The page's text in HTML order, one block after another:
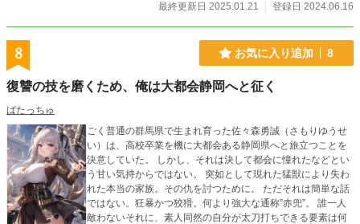
う実質決まってんだろ？」 「予言や占いなど信頼できん」 「それ魔法使いのセ
リフって自覚ある？」 「当たり前だ私の流派は堅実でな」 「はは！ そりゃよ
かった！ じゃあそろそろ始めますか！」 「例の地点で全ては始まる」 「……
帰れるかな」 「賭けになるな」 「……まぁいいさ！ 利害は一致させてんだか
らな」 「お前の前向きさは見習いたいところだな」 「だろ？」 「では、行こ
ために」 「幸福のために？」 「そうだ」 「はぁ……そんじゃまぁせいぜい楽し
もうぜ旦那、なんせ──」 「最後だから……か？」 「そういうこと」 ──────
─────── カクヨム様、小説家になろう様でも投稿中です。
最終更新日 2025.01.21
登録日 2024.06.16
8 お気に入り追加 8
復讐の技を磨くため、俺は大都会静岡へと征く
ばたっちゅ
ごく普通の群馬県で生まれ育った佐々森勇誠（さもりゆうせ
い）は、高校卒業を機に大都会ある静岡県へと旅立つことを
決意していた。 しかし、それは決して都会に憧れたなどとい
う甘い気持からではない。 突如として現れた猛獣により失わ
れた本当の家族。その仇を討つために。 ただそれは簡単な話
ではない。狂暴かつ狡猾。何より強大な通称”赤兜”。 誰一人
敵わないそれに、素人同然の自分が太刀打ちできる要素は何